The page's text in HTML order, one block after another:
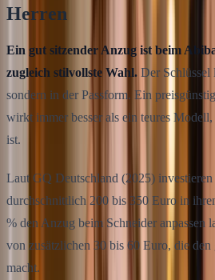
Herren
Ein gut sitzender Anzug ist beim
zugleich stilvollste Wahl. Der Schlüssel
sondern in der Passform. Ein
wirkt immer besser als ein teures
ist.
Laut GQ Deutschland (2025)
durchschnittlich 200 bis 350 Euro in
% den Anzug beim Schneider anpassen
von zusätzlichen 30 bis 60 Euro, die den
macht.